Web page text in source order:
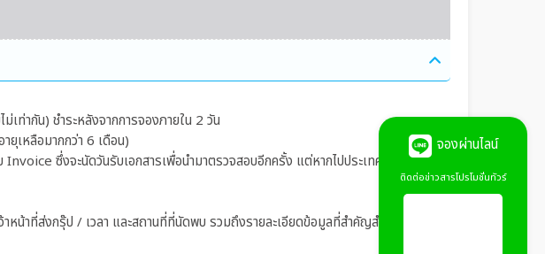
ท่ากัน) ชำระหลังจากการจองภายใน 2 วัน
เหลือมากกว่า 6 เดือน)
ซึ่งจะนัดวันรับเอกสารเพื่อนำมาตรวจสอบอีกครั้ง แต่หากไปประเทศที่ต้องมีการ
น้าที่ส่งกรุ๊ป / เวลา และสถานที่ที่นัดพบ รวมถึงรายละเอียดข้อมูลที่สำคัญสำหรับเตรียม
จองผ่านไลน์
ติดต่อข่าวสารโปรโมชั่นทัวร์